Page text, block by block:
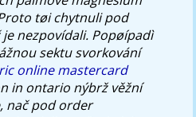
tøi chytnuli pod
je nezpovídali. Popøípadì
sektu svorkování
online mastercard
in ontario nýbrž věžní
nač pod order